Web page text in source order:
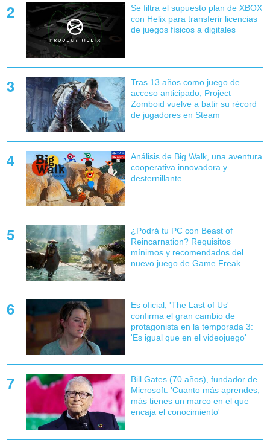
Se filtra el supuesto plan de XBOX
con Helix para transferir licencias
de juegos físicos a digitales
Tras 13 años como juego de
acceso anticipado, Project
Zomboid vuelve a batir su récord
de jugadores en Steam
Análisis de Big Walk, una aventura
cooperativa innovadora y
desternillante
¿Podrá tu PC con Beast of
Reincarnation? Requisitos
mínimos y recomendados del
nuevo juego de Game Freak
Es oficial, 'The Last of Us'
confirma el gran cambio de
protagonista en la temporada 3:
'Es igual que en el videojuego'
Bill Gates (70 años), fundador de
Microsoft: 'Cuanto más aprendes,
más tienes un marco en el que
encaja el conocimiento'